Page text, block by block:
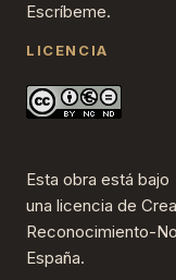
Escríbeme.
LICENCIA
Esta obra está bajo
una licencia de
Reconocimiento-
España.